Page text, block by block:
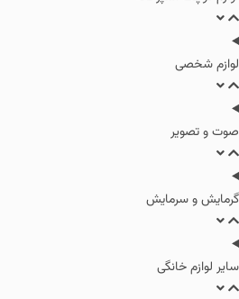
لوازم شخصی
صوت و تصویر
گرمایش و سرمایش
سایر لوازم خانگی